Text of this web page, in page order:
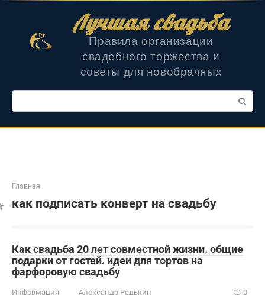
Лучшая свадьба
Правила организации
свадебного торжества и
советы для новобрачных
Поиск:
Главная
как подписать конверт на свадьбу
Как свадьба 20 лет совместной жизни. общие
подарки от гостей. идеи для тортов на
фарфоровую свадьбу
Информация Александр Редькин 0